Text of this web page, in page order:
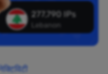
277,790 IPs
Lebanon